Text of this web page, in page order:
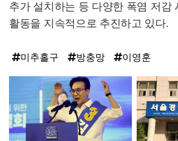
추가 설치하는 등 다양한 폭염 저감
활동을 지속적으로 추진하고 있다.
미추홀구 방충망 이영훈
인